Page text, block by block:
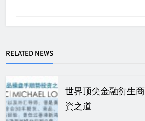
RELATED NEWS
世界顶尖金融衍生
資之道